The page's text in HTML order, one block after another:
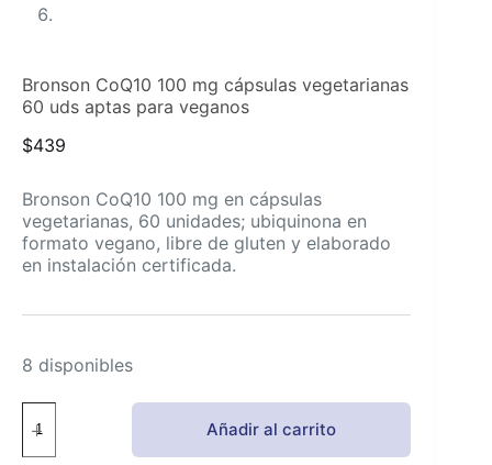
Bronson CoQ10 100 mg cápsulas vegetarianas
60 uds aptas para veganos
$439
Bronson CoQ10 100 mg en cápsulas
vegetarianas, 60 unidades; ubiquinona en
formato vegano, libre de gluten y elaborado
en instalación certificada.
8 disponibles
CoQ10
100
Añadir al carrito